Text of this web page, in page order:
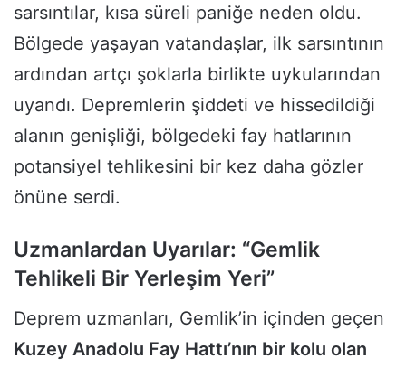
sarsıntılar, kısa süreli paniğe neden oldu.
Bölgede yaşayan vatandaşlar, ilk sarsıntının
ardından artçı şoklarla birlikte uykularından
uyandı. Depremlerin şiddeti ve hissedildiği
alanın genişliği, bölgedeki fay hatlarının
potansiyel tehlikesini bir kez daha gözler
önüne serdi.
Uzmanlardan Uyarılar: “Gemlik
Tehlikeli Bir Yerleşim Yeri”
Deprem uzmanları, Gemlik’in içinden geçen
Kuzey Anadolu Fay Hattı’nın bir kolu olan